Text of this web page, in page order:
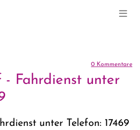
0 Kommentare
- Fahrdienst unter
unter Telefon: 17469